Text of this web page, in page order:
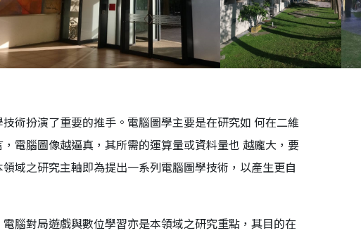
術扮演了重要的推手。電腦圖學主要是在研究如 何在二維
電腦圖像越逼真，其所需的運算量或資料量也 越龐大，要
域之研究主軸即為提出一系列電腦圖學技術，以產生更自
腦對局遊戲與數位學習亦是本領域之研究重點，其目的在